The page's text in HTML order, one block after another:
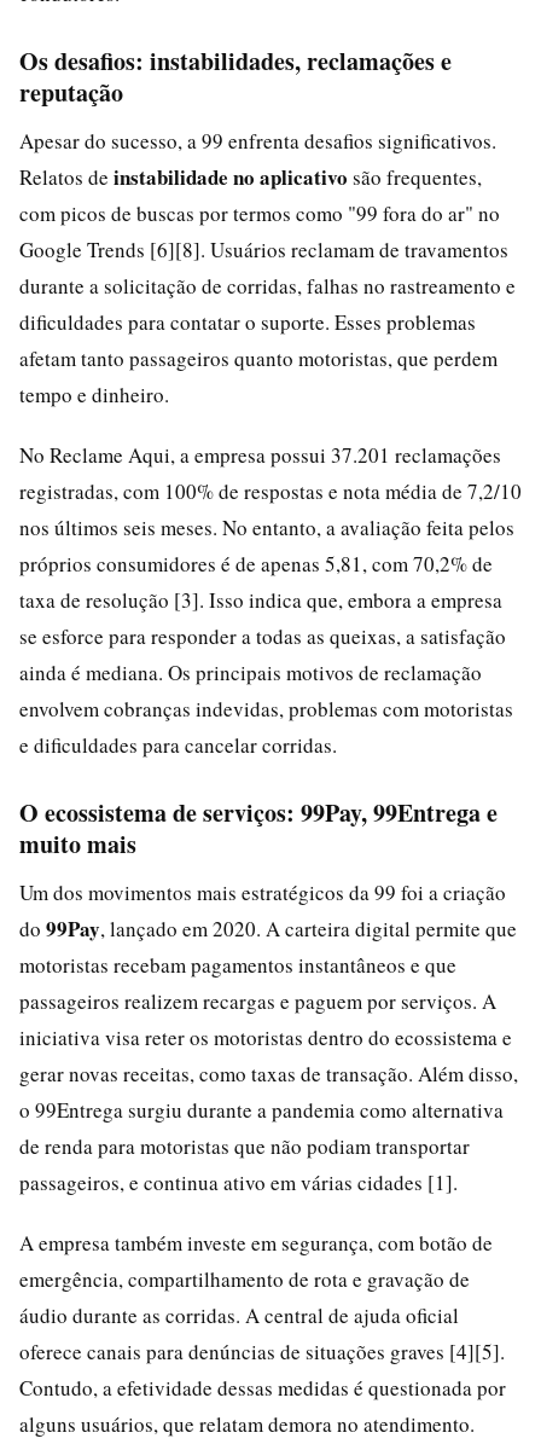
Os desafios: instabilidades, reclamações e
reputação
Apesar do sucesso, a 99 enfrenta desafios significativos.
Relatos de instabilidade no aplicativo são frequentes,
com picos de buscas por termos como "99 fora do ar" no
Google Trends [6][8]. Usuários reclamam de travamentos
durante a solicitação de corridas, falhas no rastreamento e
dificuldades para contatar o suporte. Esses problemas
afetam tanto passageiros quanto motoristas, que perdem
tempo e dinheiro.
No Reclame Aqui, a empresa possui 37.201 reclamações
registradas, com 100% de respostas e nota média de 7,2/10
nos últimos seis meses. No entanto, a avaliação feita pelos
próprios consumidores é de apenas 5,81, com 70,2% de
taxa de resolução [3]. Isso indica que, embora a empresa
se esforce para responder a todas as queixas, a satisfação
ainda é mediana. Os principais motivos de reclamação
envolvem cobranças indevidas, problemas com motoristas
e dificuldades para cancelar corridas.
O ecossistema de serviços: 99Pay, 99Entrega e
muito mais
Um dos movimentos mais estratégicos da 99 foi a criação
do 99Pay, lançado em 2020. A carteira digital permite que
motoristas recebam pagamentos instantâneos e que
passageiros realizem recargas e paguem por serviços. A
iniciativa visa reter os motoristas dentro do ecossistema e
gerar novas receitas, como taxas de transação. Além disso,
o 99Entrega surgiu durante a pandemia como alternativa
de renda para motoristas que não podiam transportar
passageiros, e continua ativo em várias cidades [1].
A empresa também investe em segurança, com botão de
emergência, compartilhamento de rota e gravação de
áudio durante as corridas. A central de ajuda oficial
oferece canais para denúncias de situações graves [4][5].
Contudo, a efetividade dessas medidas é questionada por
alguns usuários, que relatam demora no atendimento.